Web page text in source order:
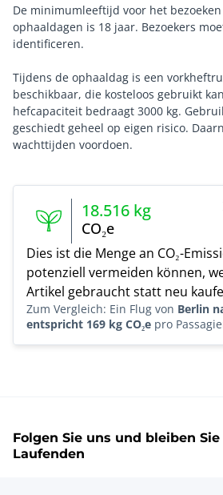
De minimumleeftijd voor het
ophaaldagen is 18 jaar. Bezoekers
identificeren.
Tijdens de ophaaldag is een
beschikbaar, die kosteloos gebruikt
hefcapaciteit bedraagt 3000 kg.
geschiedt geheel op eigen risico.
18.516 kg
CO₂e
Dies ist die Menge an CO₂-
potenziell vermeiden können,
Artikel gebraucht statt neu
Zum Vergleich: Ein Flug von Berlin
entspricht 169 kg CO₂e pro
Folgen Sie uns und bleiben
Laufenden